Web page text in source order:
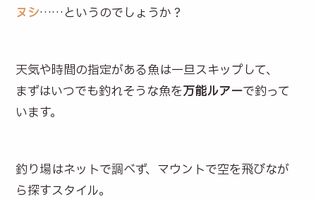
ヌシ……というのでしょうか？
天気や時間の指定がある魚は一旦スキップして、
まずはいつでも釣れそうな魚を万能ルアーで釣って
います。
釣り場はネットで調べず、マウントで空を飛びなが
ら探すスタイル。